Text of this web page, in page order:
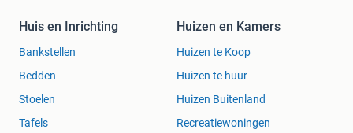
Huis en Inrichting
Bankstellen
Bedden
Stoelen
Tafels
Huizen en Kamers
Huizen te Koop
Huizen te huur
Huizen Buitenland
Recreatiewoningen